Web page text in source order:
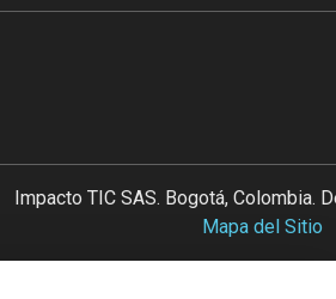
Impacto TIC SAS. Bogotá, Colombia.
Mapa del Sitio